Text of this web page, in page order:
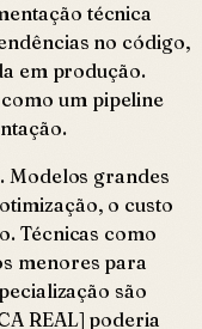
técnica
no código,
em produção.
um pipeline
Modelos grandes
o custo
Técnicas como
menores para
são
REAL] poderia